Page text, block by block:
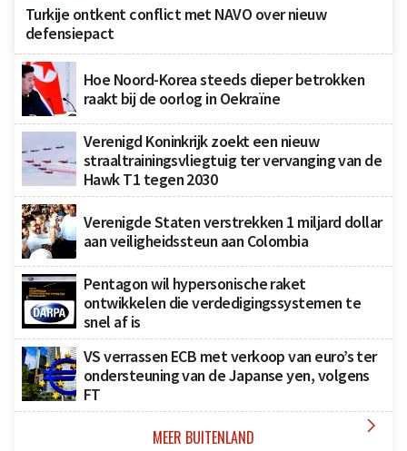
Turkije ontkent conflict met NAVO over nieuw
defensiepact
Hoe Noord-Korea steeds dieper betrokken
raakt bij de oorlog in Oekraïne
Verenigd Koninkrijk zoekt een nieuw
straaltrainingsvliegtuig ter vervanging van de
Hawk T1 tegen 2030
Verenigde Staten verstrekken 1 miljard dollar
aan veiligheidssteun aan Colombia
Pentagon wil hypersonische raket
ontwikkelen die verdedigingssystemen te
snel af is
VS verrassen ECB met verkoop van euro’s ter
ondersteuning van de Japanse yen, volgens
FT
MEER BUITENLAND 